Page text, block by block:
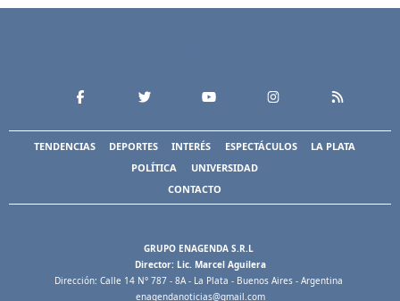
TENDENCIAS DEPORTES INTERÉS ESPECTÁCULOS
LA PLATA
POLÍTICA
UNIVERSIDAD
CONTACTO
GRUPO ENAGENDA S.R.L
Director: Lic. Marcel Aguilera
Dirección: Calle 14 N° 787 - 8A - La Plata - Buenos Aires - Argentina
enagendanoticias@gmail.com